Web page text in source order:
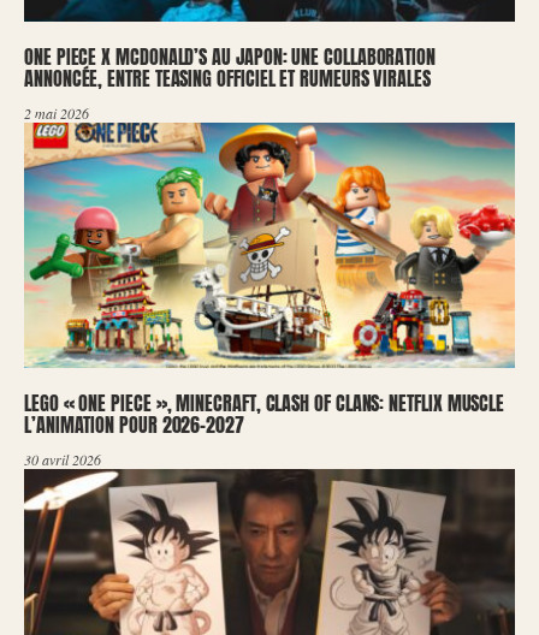
ONE PIECE X MCDONALD’S AU JAPON: UNE COLLABORATION
ANNONCÉE, ENTRE TEASING OFFICIEL ET RUMEURS VIRALES
2 mai 2026
LEGO « ONE PIECE », MINECRAFT, CLASH OF CLANS: NETFLIX MUSCLE
L’ANIMATION POUR 2026-2027
30 avril 2026